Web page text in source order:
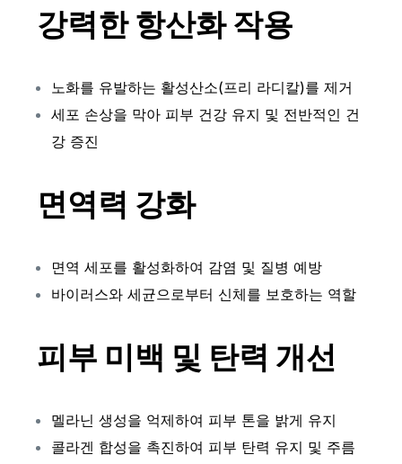
강력한 항산화 작용
노화를 유발하는 활성산소(프리 라디칼)를 제거
세포 손상을 막아 피부 건강 유지 및 전반적인 건
강 증진
면역력 강화
면역 세포를 활성화하여 감염 및 질병 예방
바이러스와 세균으로부터 신체를 보호하는 역할
피부 미백 및 탄력 개선
멜라닌 생성을 억제하여 피부 톤을 밝게 유지
콜라겐 합성을 촉진하여 피부 탄력 유지 및 주름